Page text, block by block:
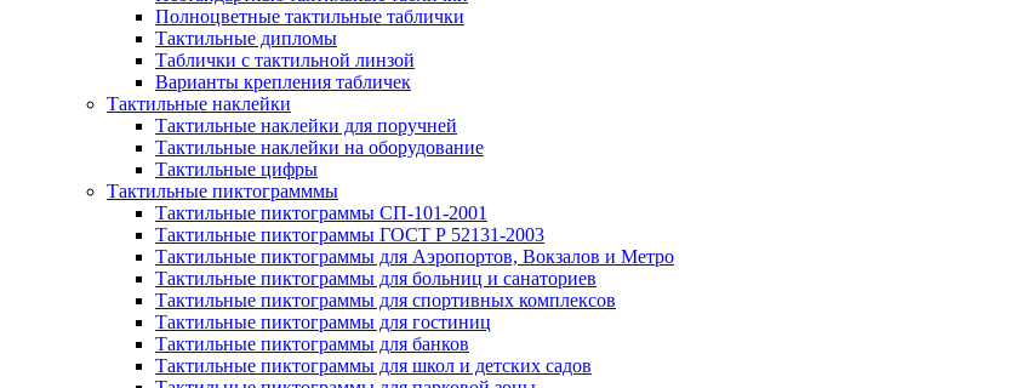
Полноцветные тактильные таблички
Тактильные дипломы
Таблички с тактильной линзой
Варианты крепления табличек
Тактильные наклейки
Тактильные наклейки для поручней
Тактильные наклейки на оборудование
Тактильные цифры
Тактильные пиктограмммы
Тактильные пиктограммы СП-101-2001
Тактильные пиктограммы ГОСТ Р 52131-2003
Тактильные пиктограммы для Аэропортов, Вокзалов и Метро
Тактильные пиктограммы для больниц и санаториев
Тактильные пиктограммы для спортивных комплексов
Тактильные пиктограммы для гостиниц
Тактильные пиктограммы для банков
Тактильные пиктограммы для школ и детских садов